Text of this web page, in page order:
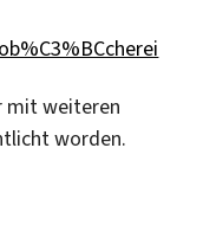
mit weiteren
worden.